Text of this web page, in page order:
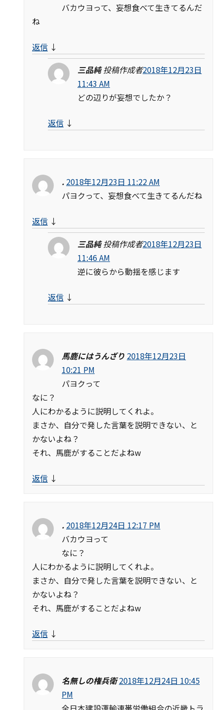
バカウヨって、妄想食べて生きてるんだ
ね
返信 ↓
三品純 投稿作成者2018年12月23日
11:43 AM
どの辺りが妄想でしたか？
返信 ↓
. 2018年12月23日 11:22 AM
パヨクって、妄想食べて生きてるんだね
返信 ↓
三品純 投稿作成者2018年12月23日
11:46 AM
逆に彼らから動揺を感じます
返信 ↓
馬鹿にはうんざり 2018年12月23日
10:21 PM
パヨクって
なに？
人にわかるように説明してくれよ。
まさか、自分で発した言葉を説明できない、と
かないよね？
それ、馬鹿がすることだよねw
返信 ↓
. 2018年12月24日 12:17 PM
バカウヨって
なに？
人にわかるように説明してくれよ。
まさか、自分で発した言葉を説明できない、と
かないよね？
それ、馬鹿がすることだよねw
返信 ↓
名無しの権兵衛 2018年12月24日 10:45
PM